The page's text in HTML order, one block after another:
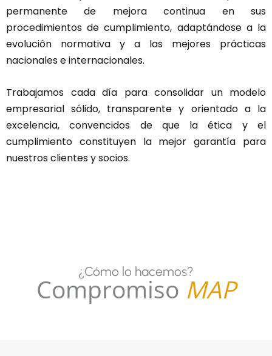
permanente de mejora continua en sus
procedimientos de cumplimiento, adaptándose a la
evolución normativa y a las mejores prácticas
nacionales e internacionales.
Trabajamos cada día para consolidar un modelo
empresarial sólido, transparente y orientado a la
excelencia, convencidos de que la ética y el
cumplimiento constituyen la mejor garantía para
nuestros clientes y socios.
¿Cómo lo hacemos?
Compromiso MAP